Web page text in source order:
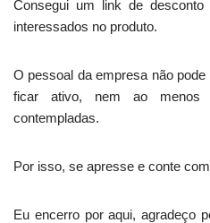
Consegui um link de
interessados no produto.
O pessoal da empresa não
ficar ativo, nem ao menos
contempladas.
Por isso, se apresse e conte
Eu encerro por aqui, agradeço